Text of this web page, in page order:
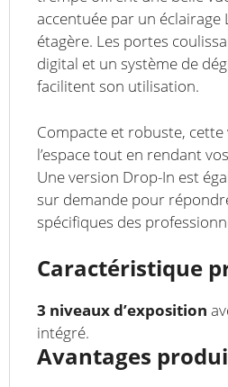
accentuée par un éclairage
étagère. Les portes
digital et un système de
facilitent son utilisation.
Compacte et robuste,
l’espace tout en rendant
Une version Drop-In est
sur demande pour
spécifiques des
Caractéristique
3 niveaux d’exposition
intégré.
Avantages